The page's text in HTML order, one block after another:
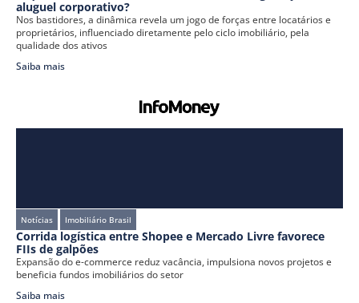
aluguel corporativo?
Nos bastidores, a dinâmica revela um jogo de forças entre locatários e
proprietários, influenciado diretamente pelo ciclo imobiliário, pela
qualidade dos ativos
Saiba mais
Notícias Imobiliário Brasil
Corrida logística entre Shopee e Mercado Livre favorece
FIIs de galpões
Expansão do e-commerce reduz vacância, impulsiona novos projetos e
beneficia fundos imobiliários do setor
Saiba mais